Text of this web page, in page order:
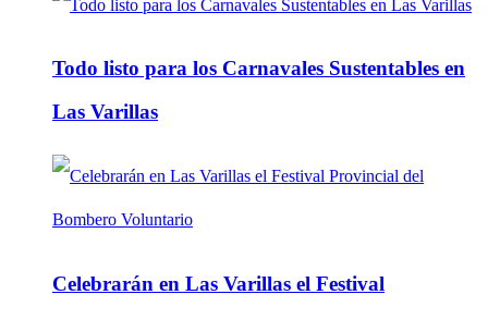
Todo listo para los Carnavales Sustentables en
Las Varillas
Celebrarán en Las Varillas el Festival